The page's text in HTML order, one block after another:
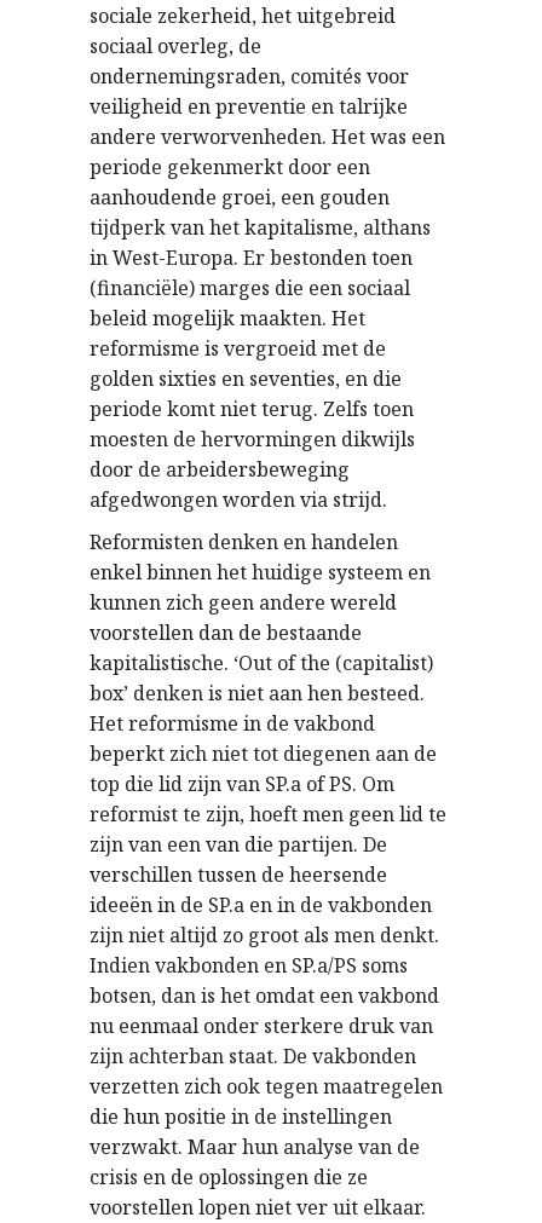
sociale zekerheid, het uitgebreid
sociaal overleg, de
ondernemingsraden, comités voor
veiligheid en preventie en talrijke
andere verworvenheden. Het was een
periode gekenmerkt door een
aanhoudende groei, een gouden
tijdperk van het kapitalisme, althans
in West-Europa. Er bestonden toen
(financiële) marges die een sociaal
beleid mogelijk maakten. Het
reformisme is vergroeid met de
golden sixties en seventies, en die
periode komt niet terug. Zelfs toen
moesten de hervormingen dikwijls
door de arbeidersbeweging
afgedwongen worden via strijd.
Reformisten denken en handelen
enkel binnen het huidige systeem en
kunnen zich geen andere wereld
voorstellen dan de bestaande
kapitalistische. ‘Out of the (capitalist)
box’ denken is niet aan hen besteed.
Het reformisme in de vakbond
beperkt zich niet tot diegenen aan de
top die lid zijn van SP.a of PS. Om
reformist te zijn, hoeft men geen lid te
zijn van een van die partijen. De
verschillen tussen de heersende
ideeën in de SP.a en in de vakbonden
zijn niet altijd zo groot als men denkt.
Indien vakbonden en SP.a/PS soms
botsen, dan is het omdat een vakbond
nu eenmaal onder sterkere druk van
zijn achterban staat. De vakbonden
verzetten zich ook tegen maatregelen
die hun positie in de instellingen
verzwakt. Maar hun analyse van de
crisis en de oplossingen die ze
voorstellen lopen niet ver uit elkaar.